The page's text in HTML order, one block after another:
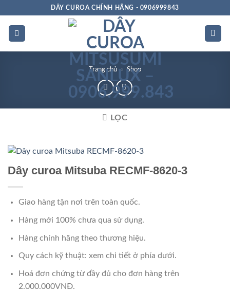
dung
DÂY CUROA CHÍNH HÃNG - 0906999843
Trang chủ » Shop
LỌC
Dây curoa Mitsuba RECMF-8620-3
Giao hàng tận nơi trên toàn quốc.
Hàng mới 100% chưa qua sử dụng.
Hàng chính hãng theo thương hiệu.
Quy cách kỹ thuật: xem chi tiết ở phía dưới.
Hoá đơn chứng từ đầy đủ cho đơn hàng trên
2.000.000VNĐ.